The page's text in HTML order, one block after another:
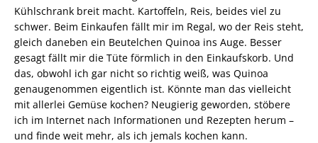
Kühlschrank breit macht. Kartoffeln, Reis, beides viel zu
schwer. Beim Einkaufen fällt mir im Regal, wo der Reis steht,
gleich daneben ein Beutelchen Quinoa ins Auge. Besser
gesagt fällt mir die Tüte förmlich in den Einkaufskorb. Und
das, obwohl ich gar nicht so richtig weiß, was Quinoa
genaugenommen eigentlich ist. Könnte man das vielleicht
mit allerlei Gemüse kochen? Neugierig geworden, stöbere
ich im Internet nach Informationen und Rezepten herum –
und finde weit mehr, als ich jemals kochen kann.